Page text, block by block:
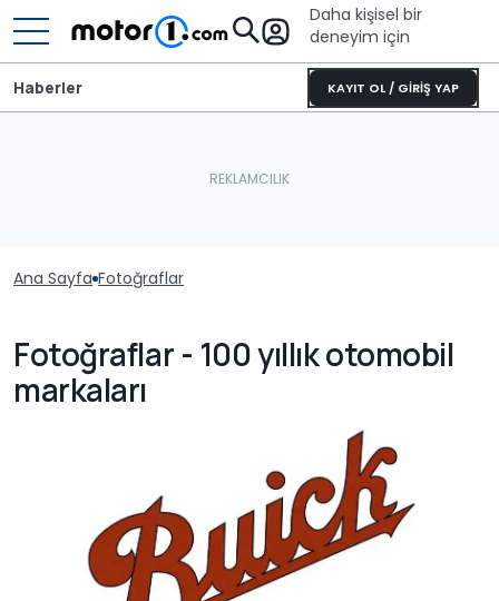
Daha kişisel bir
deneyim için
KAYIT OL / GİRİŞ YAP
Haberler
Ana Sayfa Fotoğraflar
Fotoğraflar - 100 yıllık otomobil
markaları